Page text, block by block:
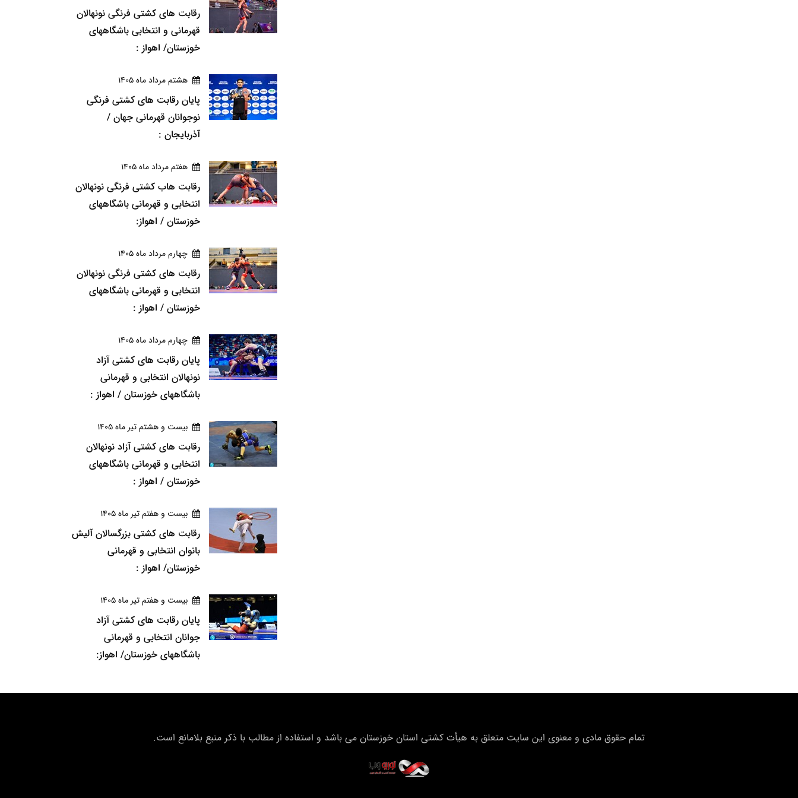
رقابت های کشتی فرنگی نونهالان
قهرمانی و انتخابی باشگاههای
خوزستان/ اهواز :
هشتم مرداد ماه 1405
پایان رقابت های کشتی فرنگی
نوجوانان قهرمانی جهان /
آذربایجان :
هفتم مرداد ماه 1405
رقابت هاب کشتی فرنگی نونهالان
انتخابی و قهرمانی باشگاههای
خوزستان / اهواز:
چهارم مرداد ماه 1405
رقابت های کشتی فرنگی نونهالان
انتخابی و قهرمانی باشگاههای
خوزستان / اهواز :
چهارم مرداد ماه 1405
پایان رقابت های کشتی آزاد
نونهالان انتخابی و قهرمانی
باشگاههای خوزستان / اهواز :
بيست و هشتم تير ماه 1405
رقابت های کشتی آزاد نونهالان
انتخابی و قهرمانی باشگاههای
خوزستان / اهواز :
بيست و هفتم تير ماه 1405
رقابت های کشتی بزرگسالان آلیش
بانوان انتخابی و قهرمانی
خوزستان/ اهواز :
بيست و هفتم تير ماه 1405
پایان رقابت های کشتی آزاد
جوانان انتخابی و قهرمانی
باشگاههای خوزستان/ اهواز:
تمام حقوق مادی و معنوی این سایت متعلق به هیأت كشتی استان خوزستان می باشد و استفاده از مطالب با ذکر منبع بلامانع است.